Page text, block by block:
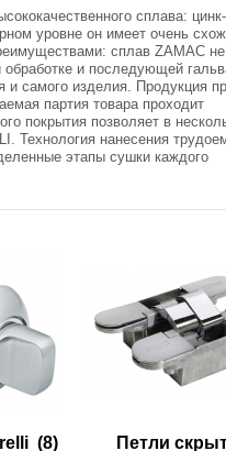
сплава: цинк-
уровне он имеет очень
сплав ZAMAC не
обработке и последующей
и самого изделия. Продукция
партия товара проходит
покрытия позволяет в
Технология нанесения
этапы сушки каждого
(8)
Петли